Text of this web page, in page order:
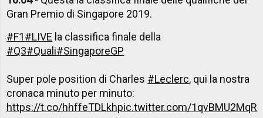
Gran Premio di Singapore 2019.
#F1#LIVE la classifica finale della
#Q3#Quali#SingaporeGP
Super pole position di Charles #Leclerc, qui la nostra
cronaca minuto per minuto:
https://t.co/hhffeTDLkhpic.twitter.com/1qvBMU2MqR